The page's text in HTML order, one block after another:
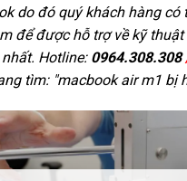
do đó quý khách hàng có
để được hỗ trợ về kỹ
Hotline: 0964.308.308
tìm: "macbook air m1 bị